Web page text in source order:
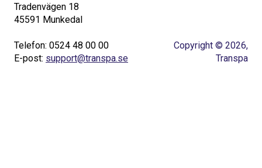
Tradenvägen 18
45591 Munkedal
Telefon: 0524 48 00 00
E-post: support@transpa.se
Copyright © 2026,
Transpa